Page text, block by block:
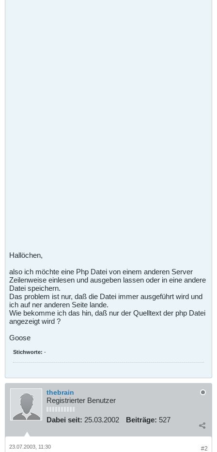
Hallöchen,
also ich möchte eine Php Datei von einem anderen Server
Zeilenweise einlesen und ausgeben lassen oder in eine andere
Datei speichern.
Das problem ist nur, daß die Datei immer ausgeführt wird und
ich auf ner anderen Seite lande.
Wie bekomme ich das hin, daß nur der Quelltext der php Datei
angezeigt wird ?
Goose
Stichworte: -
thebrain
Registrierter Benutzer
Dabei seit: 25.03.2002 Beiträge: 527
#2
23.07.2003, 11:30